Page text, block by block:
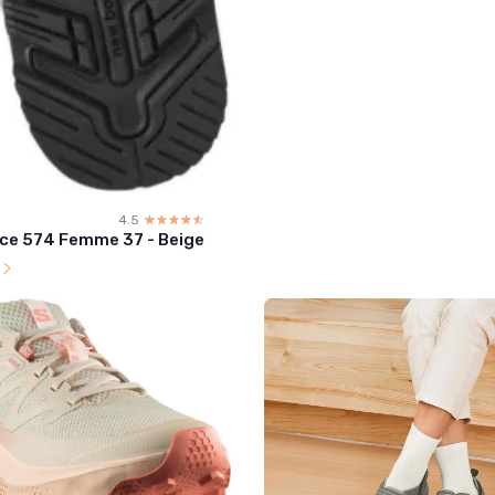
4.5 ☆☆☆☆☆
★★★★★
574 Femme 37 - Beige